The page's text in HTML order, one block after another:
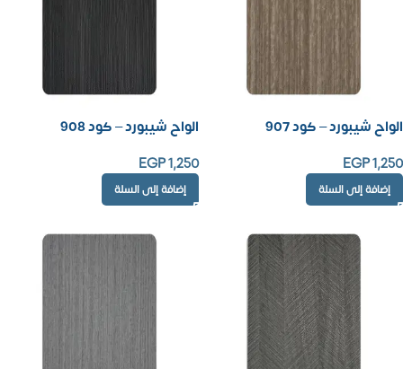
الواح شيبورد – كود 907
EGP1,250
إضافة إلى السلة
الواح شيبورد – كود 908
EGP1,250
إضافة إلى السلة